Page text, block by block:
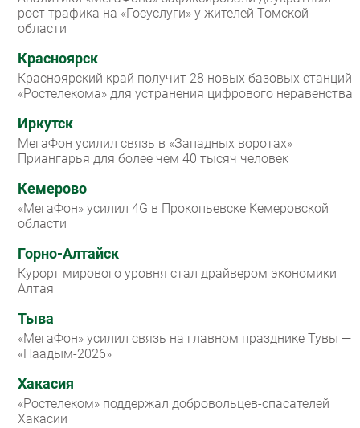
рост трафика на «Госуслуги» у жителей Томской
области
Красноярск
Красноярский край получит 28 новых базовых станций
«Ростелекома» для устранения цифрового неравенства
Иркутск
МегаФон усилил связь в «Западных воротах»
Приангарья для более чем 40 тысяч человек
Кемерово
«МегаФон» усилил 4G в Прокопьевске Кемеровской
области
Горно-Алтайск
Курорт мирового уровня стал драйвером экономики
Алтая
Тыва
«МегаФон» усилил связь на главном празднике Тувы —
«Наадым-2026»
Хакасия
«Ростелеком» поддержал добровольцев-спасателей
Хакасии